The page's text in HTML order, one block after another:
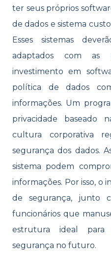
ter seus próprios
de dados e sistema
Esses sistemas
adaptados com as
investimento em
política de dados
informações. Um
privacidade baseado
cultura corporativa
segurança dos dados.
sistema podem
informações. Por isso, o
de segurança, junto
funcionários que
estrutura ideal
segurança no futuro.